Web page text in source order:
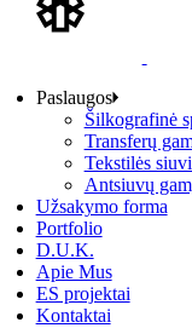
Paslaugos
Šilkografinė
Transferų
Tekstilės
Antsiuvų
Užsakymo forma
Portfolio
D.U.K.
Apie Mus
ES projektai
Kontaktai